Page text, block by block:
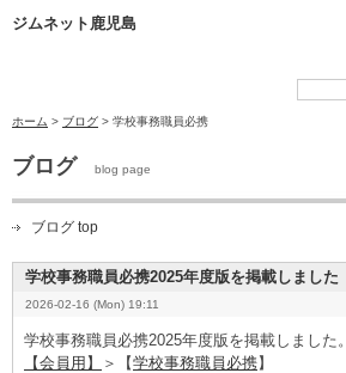
ジムネット鹿児島
ホーム > ブログ > 学校事務職員必携
ブログ blog page
ブログ top
学校事務職員必携2025年度版を掲載しました
2026-02-16 (Mon) 19:11
学校事務職員必携2025年度版を掲載しました。
【会員用】
＞【学校事務職員必携】